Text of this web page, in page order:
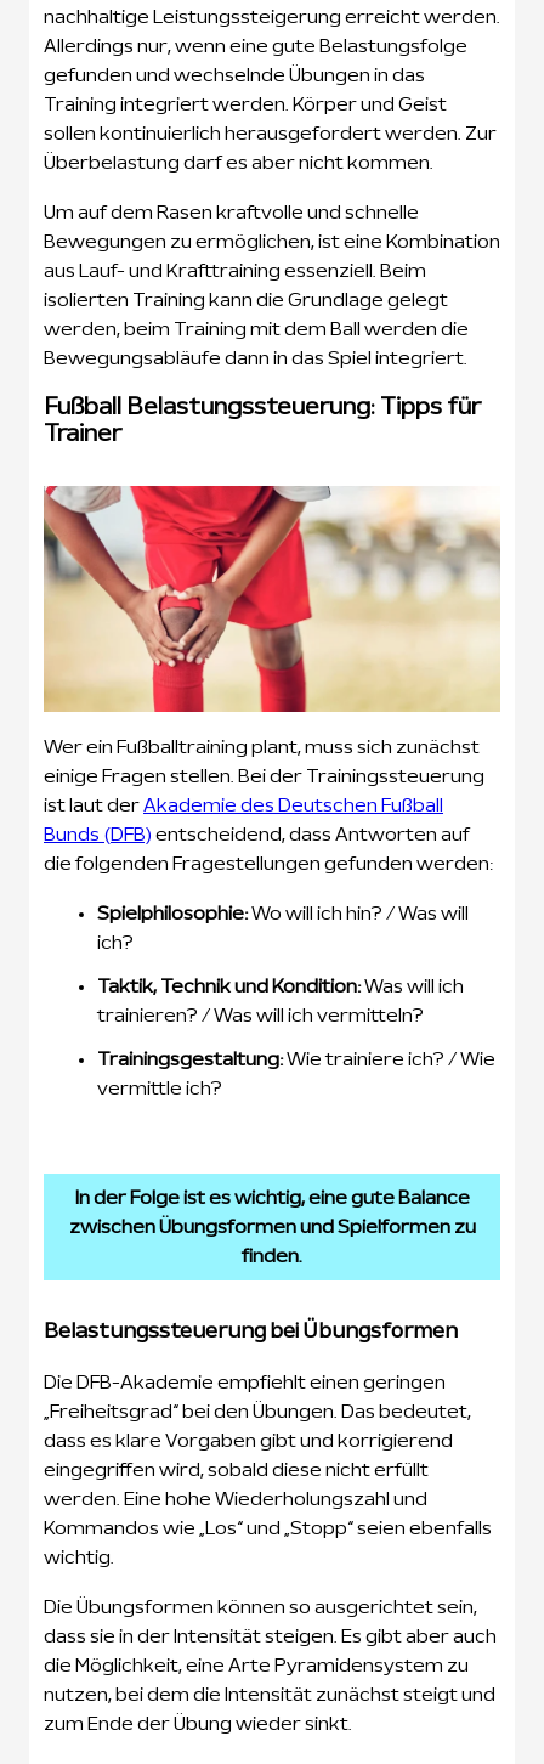
nachhaltige Leistungssteigerung erreicht werden.
Allerdings nur, wenn eine gute Belastungsfolge
gefunden und wechselnde Übungen in das
Training integriert werden. Körper und Geist
sollen kontinuierlich herausgefordert werden. Zur
Überbelastung darf es aber nicht kommen.
Um auf dem Rasen kraftvolle und schnelle
Bewegungen zu ermöglichen, ist eine Kombination
aus Lauf- und Krafttraining essenziell. Beim
isolierten Training kann die Grundlage gelegt
werden, beim Training mit dem Ball werden die
Bewegungsabläufe dann in das Spiel integriert.
Fußball Belastungssteuerung: Tipps für
Trainer
Wer ein Fußballtraining plant, muss sich zunächst
einige Fragen stellen. Bei der Trainingssteuerung
ist laut derAkademie des Deutschen Fußball
Bunds (DFB) entscheidend, dass Antworten auf
die folgenden Fragestellungen gefunden werden:
Spielphilosophie:Wo will ich hin? / Was will
ich?
Taktik, Technik und Kondition:Was will ich
trainieren? / Was will ich vermitteln?
Trainingsgestaltung:Wie trainiere ich? / Wie
vermittle ich?
In der Folge ist es wichtig, eine gute Balance
zwischen Übungsformen und Spielformen zu
finden.
Belastungssteuerung bei Übungsformen
Die DFB-Akademie empfiehlt einen geringen
„Freiheitsgrad“ bei den Übungen. Das bedeutet,
dass es klare Vorgaben gibt und korrigierend
eingegriffen wird, sobald diese nicht erfüllt
werden. Eine hohe Wiederholungszahl und
Kommandos wie „Los“ und „Stopp“ seien ebenfalls
wichtig.
Die Übungsformen können so ausgerichtet sein,
dass sie in der Intensität steigen. Es gibt aber auch
die Möglichkeit, eine Arte Pyramidensystem zu
nutzen, bei dem die Intensität zunächst steigt und
zum Ende der Übung wieder sinkt.